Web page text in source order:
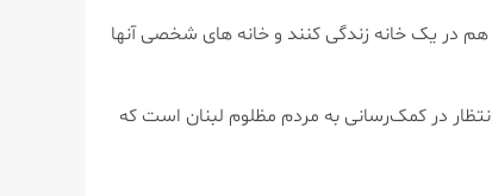
هم در یک خانه زندگی کنند و خانه های شخصی آنها
در کمک‌رسانی به مردم مظلوم لبنان است که